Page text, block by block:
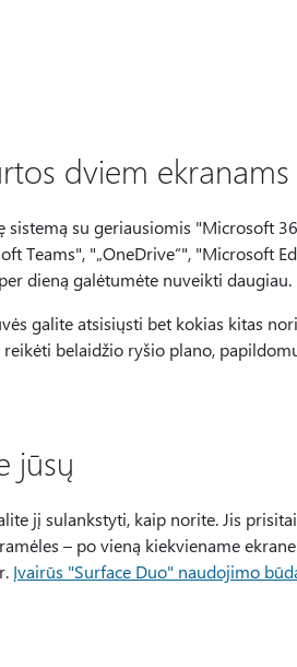
dviem ekranams
sistemą su geriausiomis "Microsoft
Teams", "„OneDrive“", "Microsoft
dieną galėtumėte nuveikti daugiau.
galite atsisiųsti bet kokias kitas
belaidžio ryšio plano,
jūsų
jį sulankstyti, kaip norite. Jis
– po vieną kiekviename
Įvairūs "Surface Duo" naudojimo